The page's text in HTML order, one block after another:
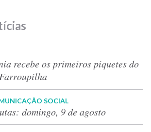
recebe os primeiros piquetes do
SOCIAL
domingo, 9 de agosto